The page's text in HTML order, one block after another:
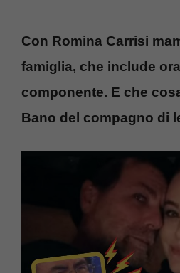
Con Romina Carrisi
famiglia, che include
componente. E che
Bano del compagno di